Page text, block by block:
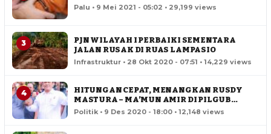
Palu • 9 Mei 2021 - 05:02 • 29,199 views
3
PJN WILAYAH I PERBAIKI SEMENTARA
JALAN RUSAK DI RUAS LAMPASIO
Infrastruktur • 28 Okt 2020 - 07:51 • 14,229 views
4
HITUNGAN CEPAT, MENANGKAN RUSDY
MASTURA – MA’MUN AMIR DI PILGUB
SULTENG
Politik • 9 Des 2020 - 18:00 • 12,148 views